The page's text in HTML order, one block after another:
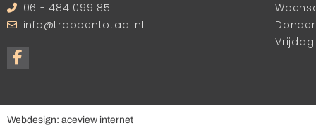
06 - 484 099 85
info@trappentotaal.nl
Webdesign: aceview internet